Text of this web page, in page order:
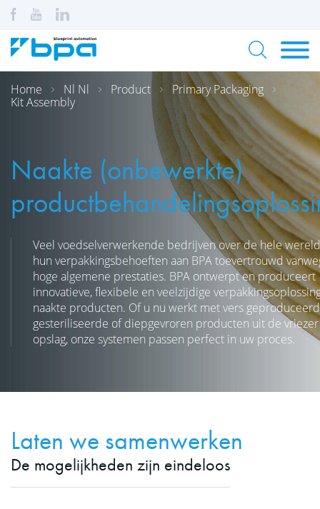
Home Nl Nl Product
Primary Packaging
Kit Assembly
Naakte (onbewerkte)
Veel voedselverwerkende bedrijven over de hele
hun verpakkingsbehoeften aan BPA toevertrouwd
hoge algemene prestaties. BPA ontwerpt en produceert
innovatieve, flexibele en veelzijdige
naakte producten. Of u nu werkt met vers
gesteriliseerde of diepgevroren producten uit de
opslag, onze systemen passen perfect in uw proces.
Laten we samenwerken
De mogelijkheden zijn eindeloos